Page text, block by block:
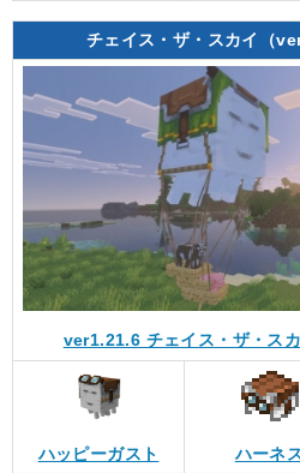
チェイス・ザ・スカイ（
ver1.21.6 チェイス・ザ・ス
ハッピーガスト ハーネ